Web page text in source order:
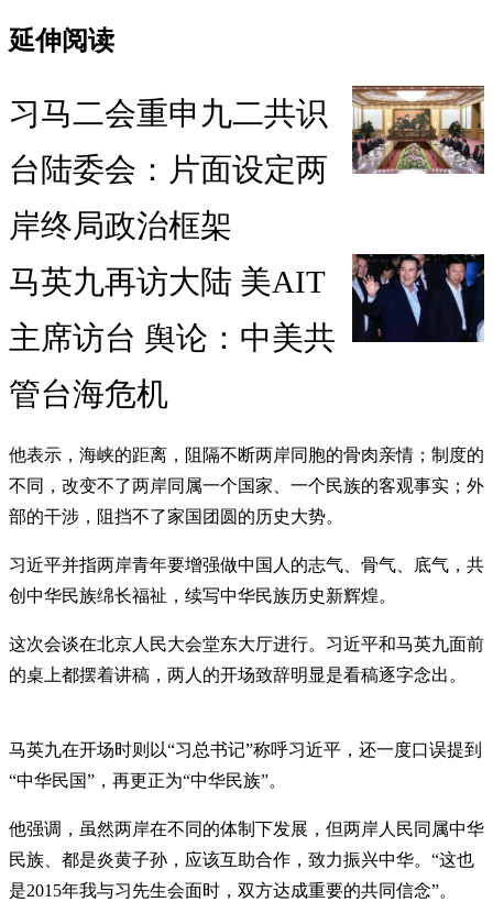
延伸阅读
习马二会重申九二共识
台陆委会：片面设定两
岸终局政治框架
马英九再访大陆 美AIT
主席访台 舆论：中美共
管台海危机
他表示，海峡的距离，阻隔不断两岸同胞的骨肉亲情；制度的
不同，改变不了两岸同属一个国家、一个民族的客观事实；外
部的干涉，阻挡不了家国团圆的历史大势。
习近平并指两岸青年要增强做中国人的志气、骨气、底气，共
创中华民族绵长福祉，续写中华民族历史新辉煌。
这次会谈在北京人民大会堂东大厅进行。习近平和马英九面前
的桌上都摆着讲稿，两人的开场致辞明显是看稿逐字念出。
马英九在开场时则以“习总书记”称呼习近平，还一度口误提到
“中华民国”，再更正为“中华民族”。
他强调，虽然两岸在不同的体制下发展，但两岸人民同属中华
民族、都是炎黄子孙，应该互助合作，致力振兴中华。“这也
是2015年我与习先生会面时，双方达成重要的共同信念”。